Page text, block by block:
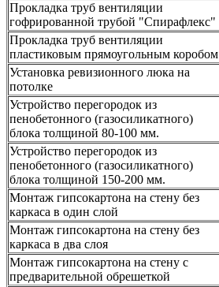
Прокладка труб вентиляции
гофрированной трубой "Спирафлекс"
Прокладка труб вентиляции
пластиковым прямоугольным коробом
Установка ревизионного люка на
потолке
Устройство перегородок из
пенобетонного (газосиликатного)
блока толщиной 80-100 мм.
Устройство перегородок из
пенобетонного (газосиликатного)
блока толщиной 150-200 мм.
Монтаж гипсокартона на стену без
каркаса в один слой
Монтаж гипсокартона на стену без
каркаса в два слоя
Монтаж гипсокартона на стену с
предварительной обрешеткой